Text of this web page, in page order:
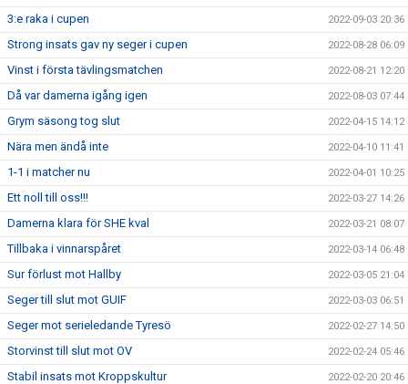
3:e raka i cupen 2022-09-03 20:36
Strong insats gav ny seger i cupen 2022-08-28 06:09
Vinst i första tävlingsmatchen 2022-08-21 12:20
Då var damerna igång igen 2022-08-03 07:44
Grym säsong tog slut 2022-04-15 14:12
Nära men ändå inte 2022-04-10 11:41
1-1 i matcher nu 2022-04-01 10:25
Ett noll till oss!!! 2022-03-27 14:26
Damerna klara för SHE kval 2022-03-21 08:07
Tillbaka i vinnarspåret 2022-03-14 06:48
Sur förlust mot Hallby 2022-03-05 21:04
Seger till slut mot GUIF 2022-03-03 06:51
Seger mot serieledande Tyresö 2022-02-27 14:50
Storvinst till slut mot OV 2022-02-24 05:46
Stabil insats mot Kroppskultur 2022-02-20 20:46